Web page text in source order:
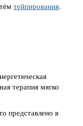
тейпирования.
терапия мягко
представлено в